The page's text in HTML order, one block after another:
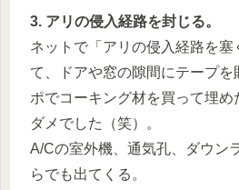
3. アリの侵入経路を封じる。
ネットで「アリの侵入経路を塞
て、ドアや窓の隙間にテープ
ポでコーキング材を買って埋
ダメでした（笑）。
A/Cの室外機、通気孔、ダウン
らでも出てくる。